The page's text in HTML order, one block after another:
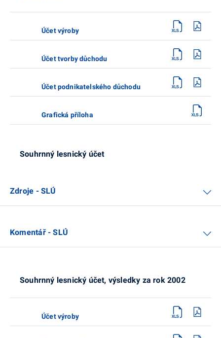
Účet výroby
Účet tvorby důchodu
Účet podnikatelského důchodu
Grafická příloha
Souhrnný lesnický účet
Zdroje - SLÚ
Komentář - SLÚ
Souhrnný lesnický účet, výsledky za rok 2002
Účet výroby